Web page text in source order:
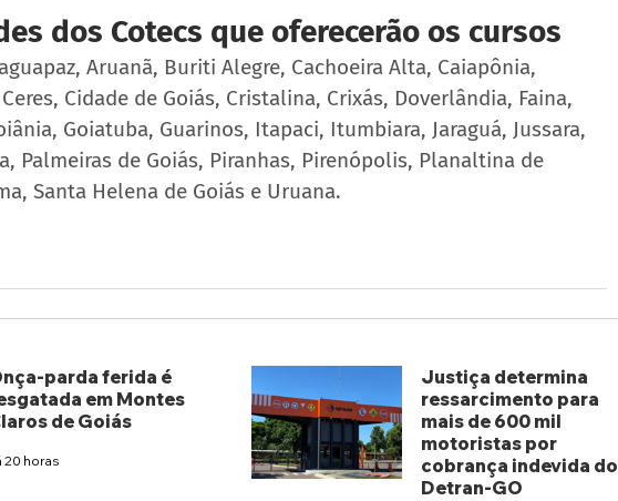
dos Cotecs que oferecerão os cursos
Aruanã, Buriti Alegre, Cachoeira Alta, Caiapônia,
Cidade de Goiás, Cristalina, Crixás, Doverlândia, Faina,
Goiatuba, Guarinos, Itapaci, Itumbiara, Jaraguá, Jussara,
Palmeiras de Goiás, Piranhas, Pirenópolis, Planaltina de
Santa Helena de Goiás e Uruana.
parda ferida é
em Montes
de Goiás
20 horas
Justiça determina
ressarcimento para
mais de 600 mil
motoristas por
cobrança indevida do
Detran-GO